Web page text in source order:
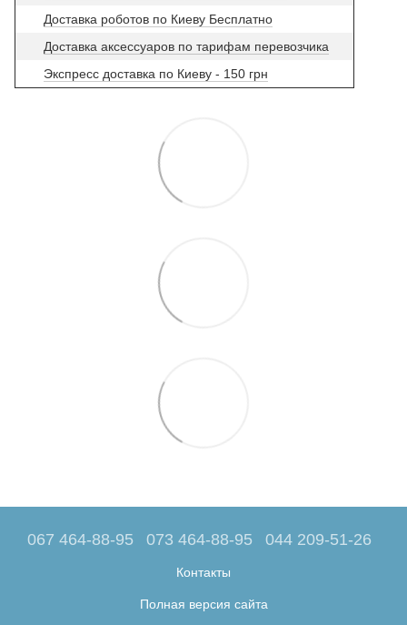
Доставка роботов по Киеву Бесплатно
Доставка аксессуаров по тарифам перевозчика
Экспресс доставка по Киеву - 150 грн
067 464-88-95 073 464-88-95 044 209-51-26
Контакты
Полная версия сайта